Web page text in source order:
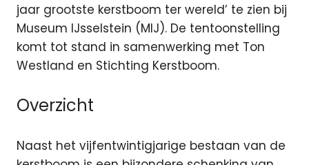
jaar grootste kerstboom ter wereld’ te zien bij
Museum IJsselstein (MIJ). De tentoonstelling
komt tot stand in samenwerking met Ton
Westland en Stichting Kerstboom.
Overzicht
Naast het vijfentwintigjarige bestaan van de